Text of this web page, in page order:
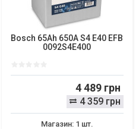
Bosch 65Ah 650A S4 E40 EFB
0092S4E400
4 489 грн
4 359 грн
Магазин: 1 шт.